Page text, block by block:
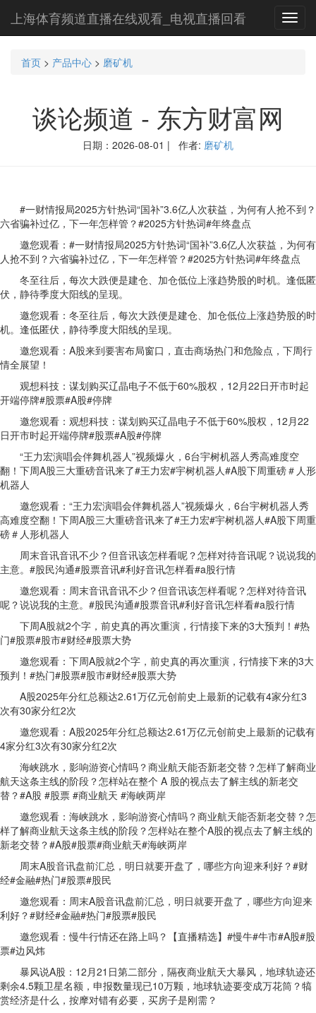
上海体育频道直播在线观看_电视直播回看
首页 > 产品中心 > 磨矿机
谈论频道 - 东方财富网
日期：2026-08-01 | 作者: 磨矿机
#一财情报局2025方针热词“国补”3.6亿人次获益，为何有人抢不到？
六省骗补过亿，下一年怎样管？#2025方针热词#年终盘点
邀您观看：#一财情报局2025方针热词“国补”3.6亿人次获益，为何有
人抢不到？六省骗补过亿，下一年怎样管？#2025方针热词#年终盘点
冬至往后，每次大跌便是建仓、加仓低位上涨趋势股的时机。逢低匿
伏，静待季度大阳线的呈现。
邀您观看：冬至往后，每次大跌便是建仓、加仓低位上涨趋势股的时
机。逢低匿伏，静待季度大阳线的呈现。
邀您观看：A股来到要害布局窗口，直击商场热门和危险点，下周行
情全展望！
观想科技：谋划购买辽晶电子不低于60%股权，12月22日开市时起
开端停牌#股票#A股#停牌
邀您观看：观想科技：谋划购买辽晶电子不低于60%股权，12月22
日开市时起开端停牌#股票#A股#停牌
“王力宏演唱会伴舞机器人”视频爆火，6台宇树机器人秀高难度空
翻！下周A股三大重磅音讯来了#王力宏#宇树机器人#A股下周重磅＃人形
机器人
邀您观看：“王力宏演唱会伴舞机器人”视频爆火，6台宇树机器人秀
高难度空翻！下周A股三大重磅音讯来了#王力宏#宇树机器人#A股下周重
磅＃人形机器人
周末音讯音讯不少？但音讯该怎样看呢？怎样对待音讯呢？说说我的
主意。#股民沟通#股票音讯#利好音讯怎样看#a股行情
邀您观看：周末音讯音讯不少？但音讯该怎样看呢？怎样对待音讯
呢？说说我的主意。#股民沟通#股票音讯#利好音讯怎样看#a股行情
下周A股就2个字，前史真的再次重演，行情接下来的3大预判！#热
门#股票#股市#财经#股票大势
邀您观看：下周A股就2个字，前史真的再次重演，行情接下来的3大
预判！#热门#股票#股市#财经#股票大势
A股2025年分红总额达2.61万亿元创前史上最新的记载有4家分红3
次有30家分红2次
邀您观看：A股2025年分红总额达2.61万亿元创前史上最新的记载有
4家分红3次有30家分红2次
海峡跳水，影响游资心情吗？商业航天能否新老交替？怎样了解商业
航天这条主线的阶段？怎样站在整个 A 股的视点去了解主线的新老交
替？#A股 #股票 #商业航天 #海峡两岸
邀您观看：海峡跳水，影响游资心情吗？商业航天能否新老交替？怎
样了解商业航天这条主线的阶段？怎样站在整个A股的视点去了解主线的
新老交替？#A股#股票#商业航天#海峡两岸
周末A股音讯盘前汇总，明日就要开盘了，哪些方向迎来利好？#财
经#金融#热门#股票#股民
邀您观看：周末A股音讯盘前汇总，明日就要开盘了，哪些方向迎来
利好？#财经#金融#热门#股票#股民
邀您观看：慢牛行情还在路上吗？【直播精选】#慢牛#牛市#A股#股
票#边风炜
暴风说A股：12月21日第二部分，隔夜商业航天大暴风，地球轨迹还
剩余4.5颗卫星名额，申报数量现已10万颗，地球轨迹要变成万花筒？犒
赏经济是什么，按摩对错有必要，买房子是刚需？